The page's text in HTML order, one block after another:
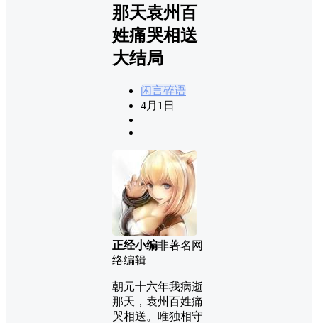
那天袁州百
姓痛哭相送
大结局
闲言碎语
4月1日
正经小编非著名网
络编辑
朝元十六年我病逝
那天，袁州百姓痛
哭相送。唯独相守